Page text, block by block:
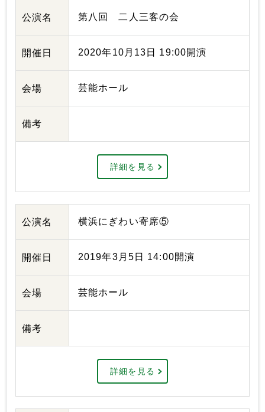
公演名 第八回 二人三客の会
開催日 2020年10月13日 19:00開演
会場 芸能ホール
備考
詳細を見る
公演名 横浜にぎわい寄席⑤
開催日 2019年3月5日 14:00開演
会場 芸能ホール
備考
詳細を見る